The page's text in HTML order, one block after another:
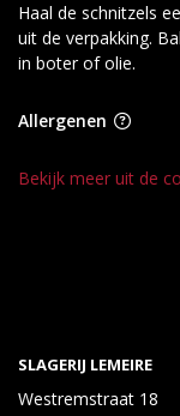
Haal de schnitzels
uit de verpakking.
in boter of olie.
Allergenen
Bekijk meer uit de
SLAGERIJ LEMEIRE
Westremstraat 18